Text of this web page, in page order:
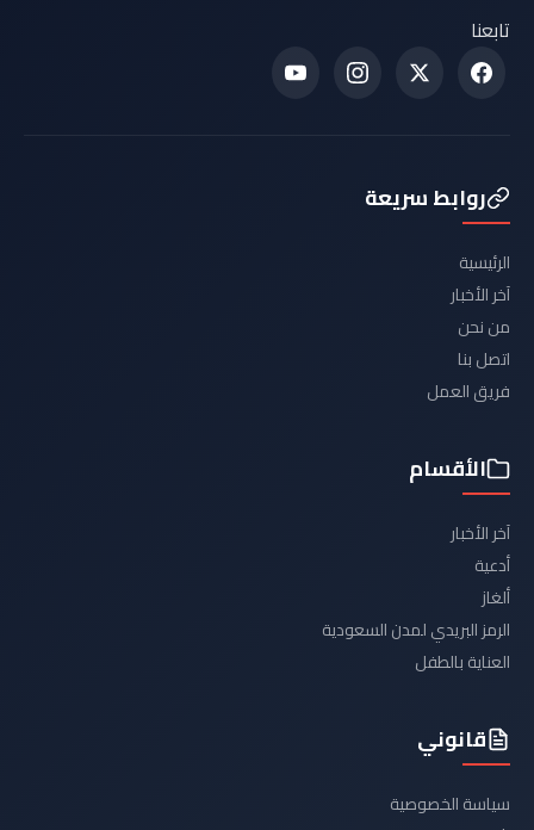
تابعنا
روابط سريعة
الرئيسية
آخر الأخبار
من نحن
اتصل بنا
فريق العمل
الأقسام
آخر الأخبار
أدعية
ألغاز
الرمز البريدي لمدن السعودية
العناية بالطفل
قانوني
سياسة الخصوصية